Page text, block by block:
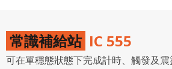
常識補給站 IC 555
可在單穩態狀態下完成計時、觸發及震
已經有註冊帳號了嗎？點擊
違反前項約定者，本系統得終止會員資格
三、著作權授權
同意上述條款，確定